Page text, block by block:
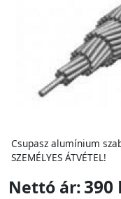
Csupasz alumínium
SZEMÉLYES ÁTVÉTEL!
Nettó ár:390